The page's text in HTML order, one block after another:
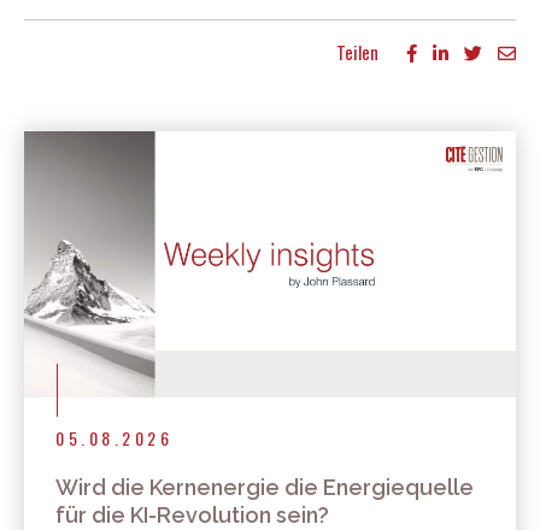
Teilen
05.08.2026
Wird die Kernenergie die Energiequelle
für die KI-Revolution sein?